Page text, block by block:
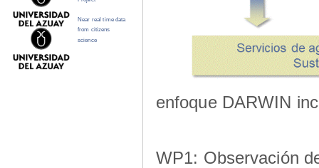
enfoque DARWIN
WP1: Observación
Near real time data
from citizens
science